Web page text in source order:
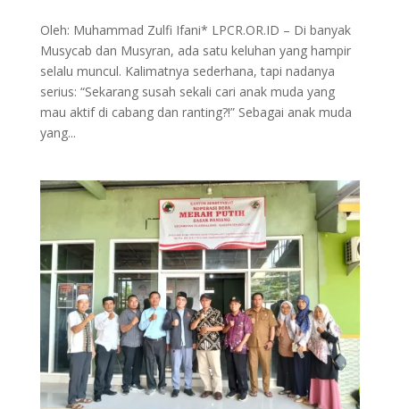
Oleh: Muhammad Zulfi Ifani* LPCR.OR.ID – Di banyak
Musycab dan Musyran, ada satu keluhan yang hampir
selalu muncul. Kalimatnya sederhana, tapi nadanya
serius: “Sekarang susah sekali cari anak muda yang
mau aktif di cabang dan ranting?!” Sebagai anak muda
yang...